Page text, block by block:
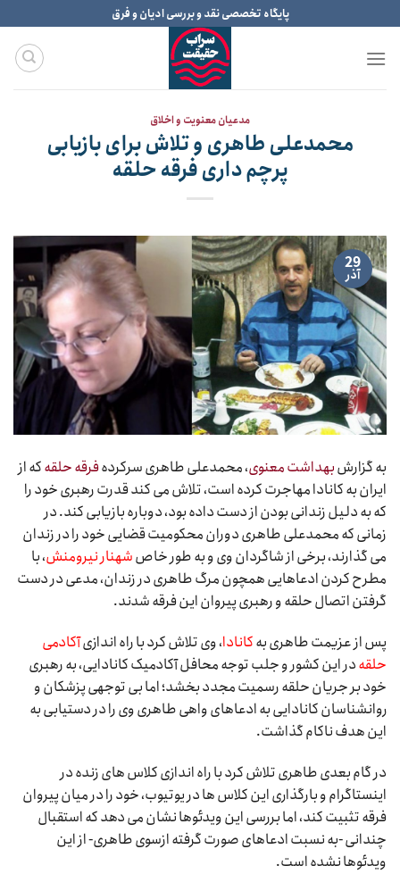
to
content
پایگاه تخصصی نقد و بررسی ادیان و فرق
مدعیان معنویت و اخلاق
محمدعلی طاهری و تلاش برای بازیابی
پرچم داری فرقه حلقه
29
آذر
به گزارشبهداشت معنوی، محمدعلی طاهری سرکردهفرقه حلقهکه از
ایران به کانادا مهاجرت کرده است، تلاش می کند قدرت رهبری خود را
که به دلیل زندانی بودن از دست داده بود، دوباره بازیابی کند. در
زمانی که محمدعلی طاهری دوران محکومیت قضایی خود را در زندان
می گذارند، برخی از شاگردان وی و به طور خاصشهنار نیرومنش، با
مطرح کردن ادعاهایی همچون مرگ طاهری در زندان، مدعی در دست
گرفتن اتصال حلقه و رهبری پیروان این فرقه شدند.
پس از عزیمت طاهری بهکانادا، وی تلاش کرد با راه اندازیآکادمی
حلقهدر این کشور و جلب توجه محافل آکادمیک کانادایی، به رهبری
خود بر جریان حلقه رسمیت مجدد بخشد؛ اما بی توجهی پزشکان و
روانشناسان کانادایی به ادعاهای واهی طاهری وی را در دستیابی به
این هدف ناکام گذاشت.
در گام بعدی طاهری تلاش کرد با راه اندازی کلاس های زنده در
اینستاگرام و بارگذاری این کلاس ها در یوتیوب، خود را در میان پیروان
فرقه تثبیت کند، اما بررسی این ویدئوها نشان می دهد که استقبال
چندانی -به نسبت ادعاهای صورت گرفته ازسوی طاهری- از این
ویدئوها نشده است.